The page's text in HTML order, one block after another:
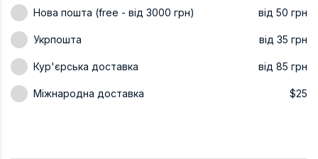
Нова пошта (free - від 3000 грн) від 50 грн
Укрпошта від 35 грн
Кур'єрська доставка від 85 грн
Міжнародна доставка $25